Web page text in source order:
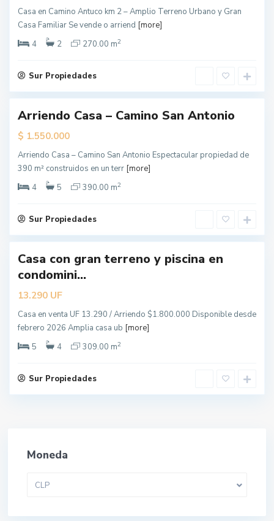
Casa en Camino Antuco km 2 – Amplio Terreno Urbano y Gran
Casa Familiar Se vende o arriend [more]
4
2 270.00 m2
Sur Propiedades
n
g
e
e
Arriendo Casa – Camino San Antonio
$ 1.550.000
Arriendo Casa – Camino San Antonio Espectacular propiedad de
390 m² construidos en un terr [more]
4
5 390.00 m2
Sur Propiedades
o
s
n
g
e
e
Casa con gran terreno y piscina en
condomini...
13.290 UF
Casa en venta UF 13.290 / Arriendo $1.800.000 Disponible desde
febrero 2026 Amplia casa ub [more]
5
4 309.00 m2
Sur Propiedades
Moneda
CLP